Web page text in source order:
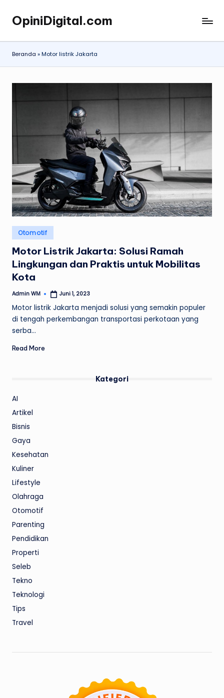
Skip
content
OpiniDigital.com
Opini
Digital
Terupdate
Beranda »Motor listrik Jakarta
Posted
in
Otomotif
Motor Listrik Jakarta: Solusi Ramah
Lingkungan dan Praktis untuk Mobilitas
Kota
Posted
Admin WM Juni 1, 2023
Motor listrik Jakarta menjadi solusi yang semakin populer
di tengah perkembangan transportasi perkotaan yang
serba…
Read More
Kategori
AI
Artikel
Bisnis
Gaya
Kesehatan
Kuliner
Lifestyle
Olahraga
Otomotif
Parenting
Pendidikan
Properti
Seleb
Tekno
Teknologi
Tips
Travel